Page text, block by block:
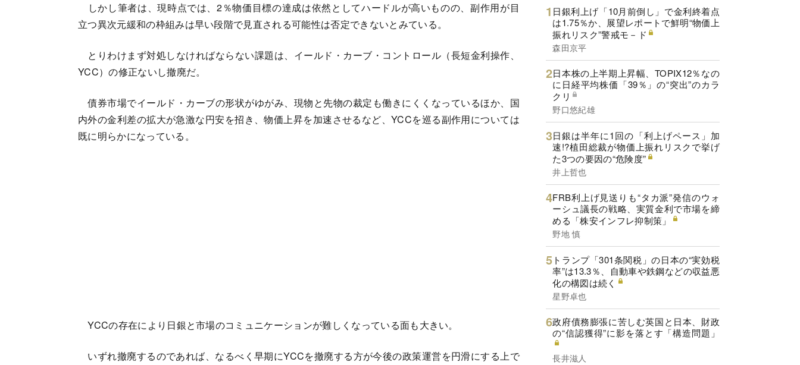
しかし筆者は、現時点では、2％物価目標の達成は依然としてハードルが高いものの、副作用が目
立つ異次元緩和の枠組みは早い段階で見直される可能性は否定できないとみている。
とりわけまず対処しなければならない課題は、イールド・カーブ・コントロール（長短金利操作、
YCC）の修正ないし撤廃だ。
債券市場でイールド・カーブの形状がゆがみ、現物と先物の裁定も働きにくくなっているほか、国
内外の金利差の拡大が急激な円安を招き、物価上昇を加速させるなど、YCCを巡る副作用については
既に明らかになっている。
YCCの存在により日銀と市場のコミュニケーションが難しくなっている面も大きい。
いずれ撤廃するのであれば、なるべく早期にYCCを撤廃する方が今後の政策運営を円滑にする上で
日銀利上げ「10月前倒し」で金利終着点
は1.75％か、展望レポートで鮮明“物価上
振れリスク”警戒モ－ド
森田京平
日本株の上半期上昇幅、TOPIX12％なの
に日経平均株価「39％」の“突出”のカラ
クリ
野口悠紀雄
日銀は半年に1回の「利上げペース」加
速!?植田総裁が物価上振れリスクで挙げ
た3つの要因の“危険度”
井上哲也
FRB利上げ見送りも“タカ派”発信のウォ
ーシュ議長の戦略、実質金利で市場を締
める「株安インフレ抑制策」
野地 慎
トランプ「301条関税」の日本の“実効税
率”は13.3％、自動車や鉄鋼などの収益悪
化の構図は続く
星野卓也
政府債務膨張に苦しむ英国と日本、財政
の“信認獲得”に影を落とす「構造問題」
長井滋人